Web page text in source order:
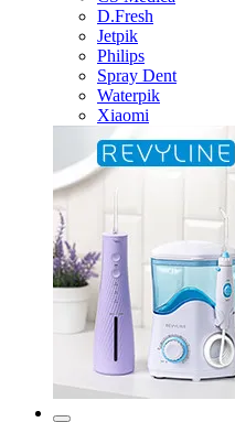
D.Fresh
Jetpik
Philips
Spray Dent
Waterpik
Xiaomi